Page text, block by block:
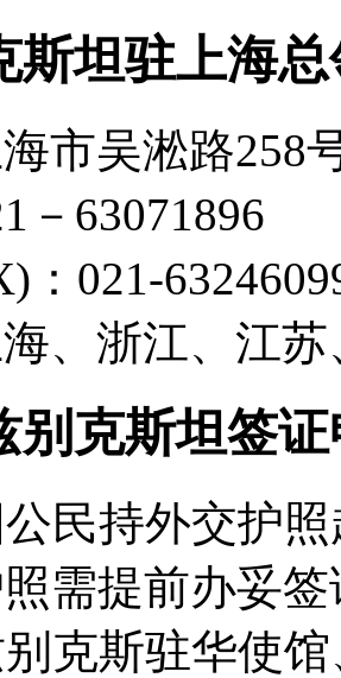
斯坦驻上海
市吴淞路258
－63071896
：021-
、浙江、江
别克斯坦签
民持外交护
需提前办妥签
克斯驻华使